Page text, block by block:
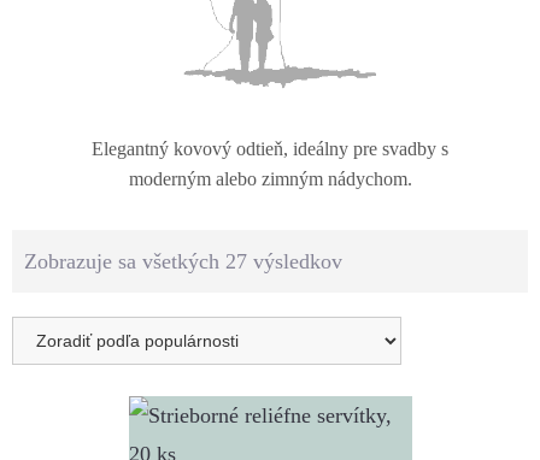
Elegantný kovový odtieň, ideálny pre svadby s
moderným alebo zimným nádychom.
Zobrazuje sa všetkých 27 výsledkov